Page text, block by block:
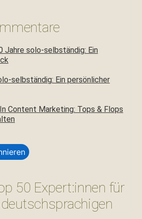
Jahre solo-selbständig: Ein
selbständig: Ein persönlicher
Content Marketing: Tops & Flops
50 Expert:innen für